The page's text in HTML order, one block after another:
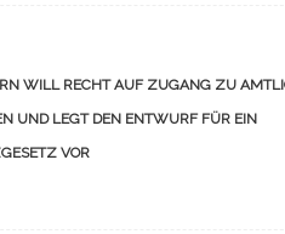
WILL RECHT AUF ZUGANG ZU
UND LEGT DEN ENTWURF FÜR EIN
VOR